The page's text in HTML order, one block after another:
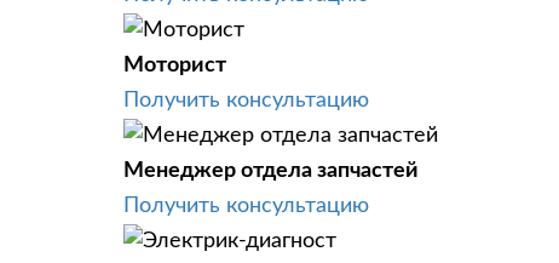
Моторист
Получить консультацию
Менеджер отдела запчастей
Получить консультацию